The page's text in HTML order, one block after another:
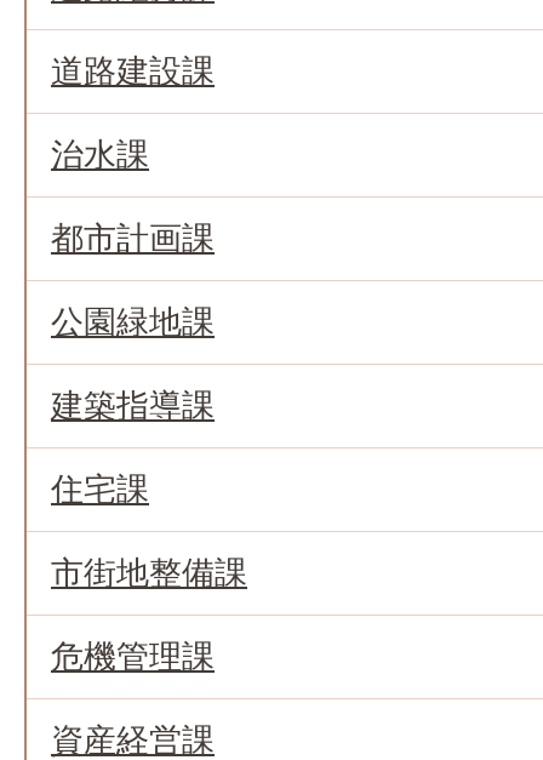
道路建設課
治水課
都市計画課
公園緑地課
建築指導課
住宅課
市街地整備課
危機管理課
資産経営課